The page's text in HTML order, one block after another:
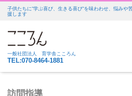
子供たちに”学ぶ喜び、生きる喜び”を味わわせ、悩みや
援します
一般社団法人 育学舎こころん
TEL:070-8464-1881
訪問指導